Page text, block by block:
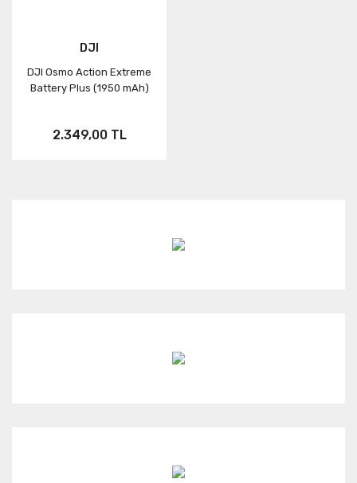
DJI
DJI Osmo Action Extreme
Battery Plus (1950 mAh)
2.349,00 TL